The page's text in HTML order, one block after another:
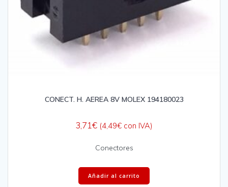
CONECT. H. AEREA 8V MOLEX 194180023
3,71€ (4,49€ con IVA)
Conectores
Añadir al carrito